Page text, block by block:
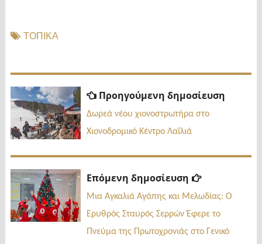
ΤΟΠΙΚΑ
Πλοήγηση
άρθρων
Προηγούμενη δημοσίευση
Δωρεά νέου χιονοστρωτήρα στο
Χιονοδρομικό Κέντρο Λαϊλιά
Επόμενη δημοσίευση
Επόμενη
Μια Αγκαλιά Αγάπης και Μελωδίας: Ο
Ερυθρός Σταυρός Σερρών Έφερε το
Πνεύμα της Πρωτοχρονιάς στο Γενικό